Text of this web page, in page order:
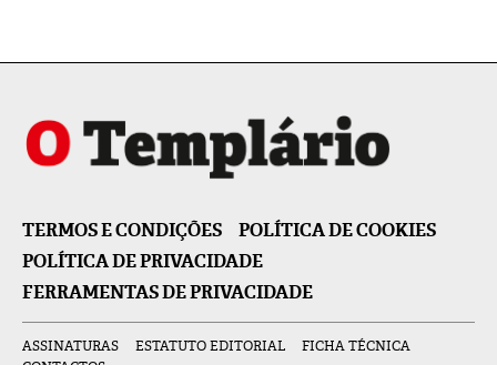
TERMOS E CONDIÇÕES
POLÍTICA DE COOKIES
POLÍTICA DE PRIVACIDADE
FERRAMENTAS DE PRIVACIDADE
ASSINATURAS ESTATUTO EDITORIAL
FICHA TÉCNICA